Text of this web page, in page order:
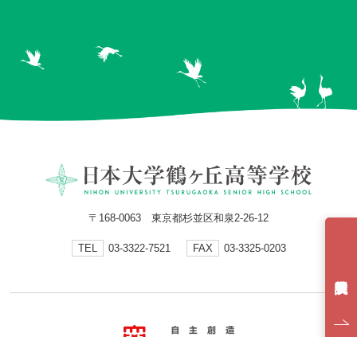
〒168-0063 東京都杉並区和泉2-26-12
TEL 03-3322-7521 FAX 03-3325-0203